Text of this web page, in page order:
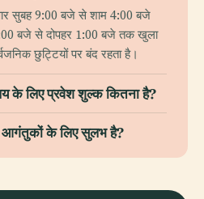
सुबह 9:00 बजे से शाम 4:00 बजे
बजे से दोपहर 1:00 बजे तक खुला
छुट्टियों पर बंद रहता है।
के लिए प्रवेश शुल्क कितना है?
आगंतुकों के लिए सुलभ है?